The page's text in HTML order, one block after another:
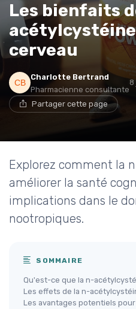
Les bienfaits
cerveau
Charlotte Bertrand
Pharmacienne consultante
8
Partager cette page
Explorez comment la
améliorer la santé
implications dans le
nootropiques.
SOMMAIRE
Qu'est-ce que la n-
Les effets de la n-
Les avantages potentiels pour